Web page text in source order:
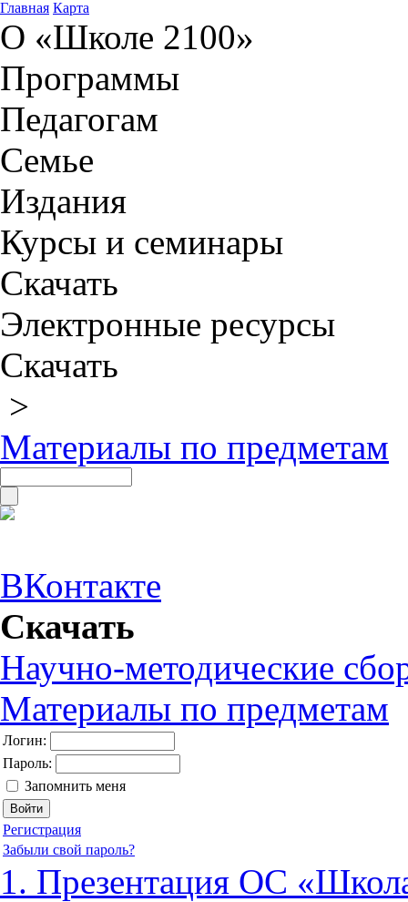
Главная Карта
О «Школе 2100»
Программы
Педагогам
Семье
Издания
Курсы и семинары
Скачать
Электронные ресурсы
Скачать
>
Материалы по предметам
ВКонтакте
Скачать
Научно-методические
Материалы по предметам
Логин:
Пароль:
Запомнить меня
Регистрация
Забыли свой пароль?
1. Презентация ОС